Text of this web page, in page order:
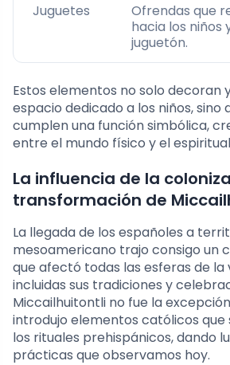
Juguetes
Ofrendas que
hacia los niños
juguetón.
Estos elementos no solo decoran
espacio dedicado a los niños, sino
cumplen una función simbólica,
entre el mundo físico y el
La influencia de la
transformación de
La llegada de los españoles a
mesoamericano trajo consigo un
que afectó todas las esferas de la
incluidas sus tradiciones y
Miccailhuitontli no fue la
introdujo elementos católicos que
los rituales prehispánicos, dando
prácticas que observamos hoy.